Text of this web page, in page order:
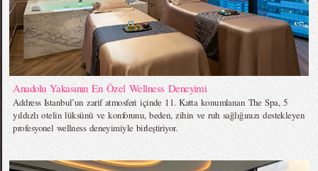
Anadolu Yakasının En Özel Wellness Deneyimi
Address Istanbul’un zarif atmosferi içinde 11. Katta konumlanan The Spa, 5
yıldızlı otelin lüksünü ve konforunu, beden, zihin ve ruh sağlığınızı destekleyen
profesyonel wellness deneyimiyle birleştiriyor.